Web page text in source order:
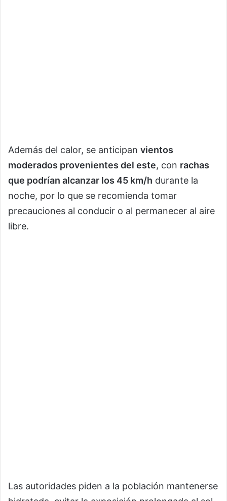
Además del calor, se anticipan vientos
moderados provenientes del este, con rachas
que podrían alcanzar los 45 km/h durante la
noche, por lo que se recomienda tomar
precauciones al conducir o al permanecer al aire
libre.
Las autoridades piden a la población mantenerse